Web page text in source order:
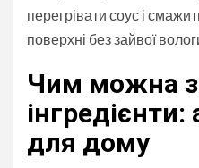
перегрівати соус і
поверхні без зайвої
Чим можна
інгредієнти:
для дому